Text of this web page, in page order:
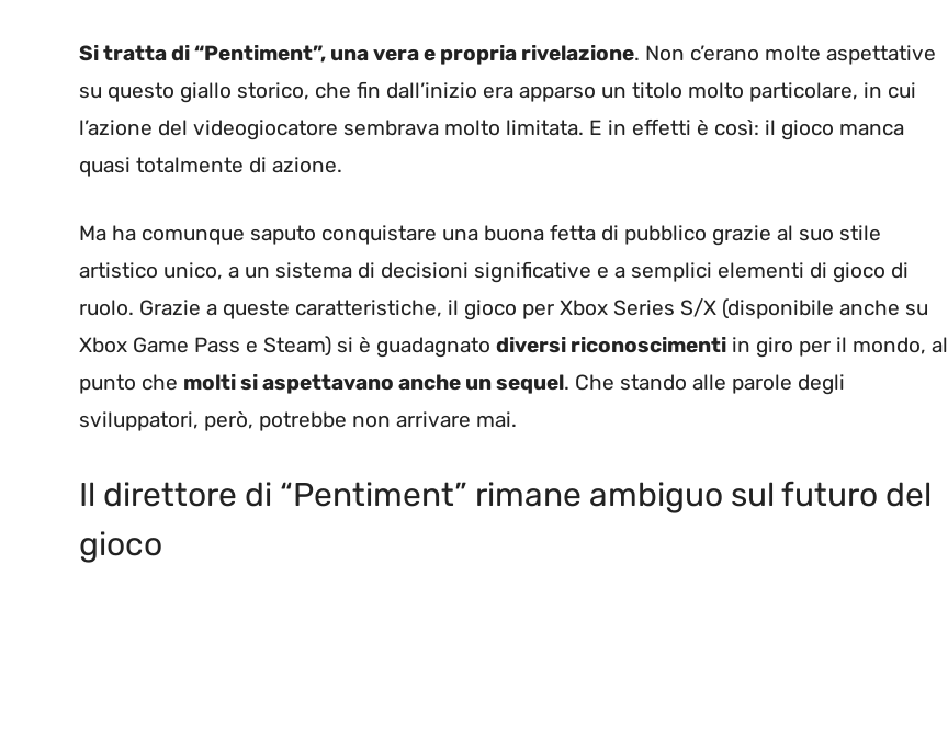
Si tratta di “Pentiment”, una vera e propria rivelazione. Non c’erano molte aspettative
su questo giallo storico, che fin dall’inizio era apparso un titolo molto particolare, in cui
l’azione del videogiocatore sembrava molto limitata. E in effetti è così: il gioco manca
quasi totalmente di azione.
Ma ha comunque saputo conquistare una buona fetta di pubblico grazie al suo stile
artistico unico, a un sistema di decisioni significative e a semplici elementi di gioco di
ruolo. Grazie a queste caratteristiche, il gioco per Xbox Series S/X (disponibile anche su
Xbox Game Pass e Steam) si è guadagnato diversi riconoscimenti in giro per il mondo, al
punto che molti si aspettavano anche un sequel. Che stando alle parole degli
sviluppatori, però, potrebbe non arrivare mai.
Il direttore di “Pentiment” rimane ambiguo sul futuro del
gioco